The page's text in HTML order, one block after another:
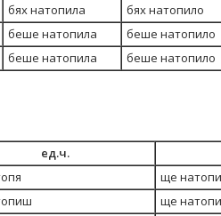
бях натопила
бях натопило
беше натопила
беше натопило
беше натопила беше натопило
ед.ч.
ще
ще